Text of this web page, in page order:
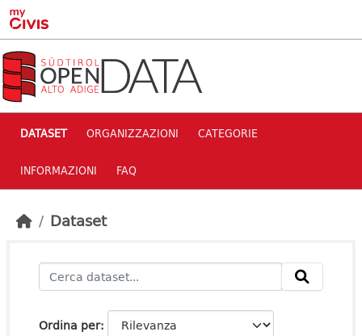
Skip to main content
DATASET ORGANIZZAZIONI CATEGORIE
INFORMAZIONI FAQ
Dataset
Ordina per